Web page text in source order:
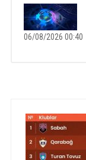
06/08/2026 00:40